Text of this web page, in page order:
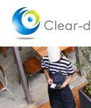
content